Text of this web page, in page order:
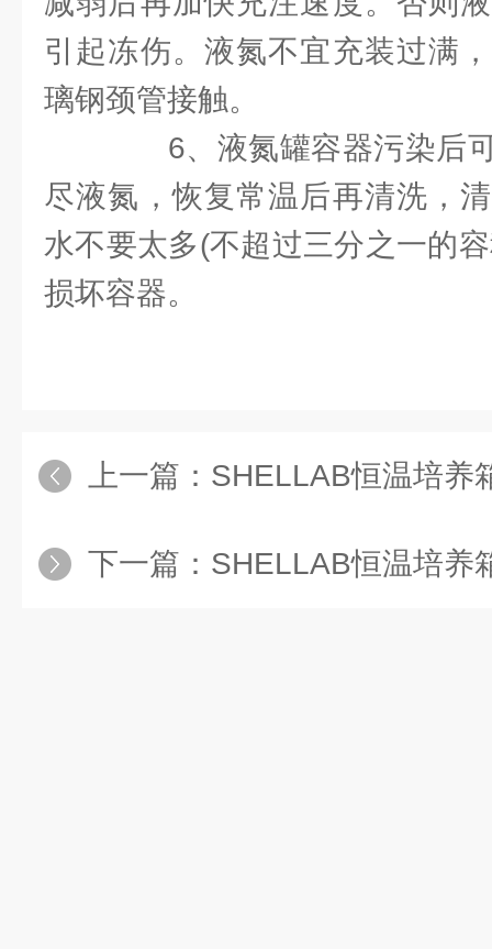
引起冻伤。液氮不宜充装过满
璃钢颈管接触。
6、液氮罐容器污染后可
尽液氮，恢复常温后再清洗，
水不要太多(不超过三分之一的
损坏容器。
上一篇： SHELLAB恒温培养箱产
下一篇： SHELLAB恒温培养